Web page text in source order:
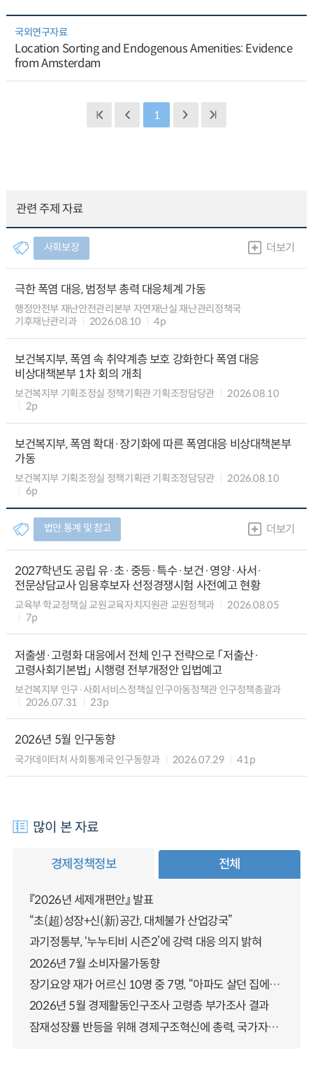
국외연구자료
Location Sorting and Endogenous Amenities: Evidence
from Amsterdam
1
관련 주제 자료
사회보장 더보기
극한 폭염 대응, 범정부 총력 대응체계 가동
행정안전부 재난안전관리본부 자연재난실 재난관리정책국
기후재난관리과
2026.08.10 4p
보건복지부, 폭염 속 취약계층 보호 강화한다 폭염 대응
비상대책본부 1차 회의 개최
보건복지부 기획조정실 정책기획관 기획조정담당관
2026.08.10
2p
보건복지부, 폭염 확대·장기화에 따른 폭염대응 비상대책본부
가동
보건복지부 기획조정실 정책기획관 기획조정담당관
2026.08.10
6p
법안.통계 및 참고 더보기
2027학년도 공립 유·초·중등·특수·보건·영양·사서·
전문상담교사 임용후보자 선정경쟁시험 사전예고 현황
교육부 학교정책실 교원교육자치지원관 교원정책과
2026.08.05
7p
저출생·고령화 대응에서 전체 인구 전략으로 「저출산·
고령사회기본법」 시행령 전부개정안 입법예고
보건복지부 인구·사회서비스정책실 인구아동정책관 인구정책총괄과
2026.07.31
23p
2026년 5월 인구동향
국가데이터처 사회통계국 인구동향과 2026.07.29 41p
많이 본 자료
경제정책정보 전체
『2026년 세제개편안』 발표
“초(超)성장+신(新)공간, 대체불가 산업강국”
과기정통부, ‘누누티비 시즌2’에 강력 대응 의지 밝혀
2026년 7월 소비자물가동향
장기요양 재가 어르신 10명 중 7명, “아파도 살던 집에서 살겠다” 「2025년 장기요양실태조사」 결과 발표
2026년 5월 경제활동인구조사 고령층 부가조사 결과
잠재성장률 반등을 위해 경제구조혁신에 총력, 국가자산 관리체계 대전환